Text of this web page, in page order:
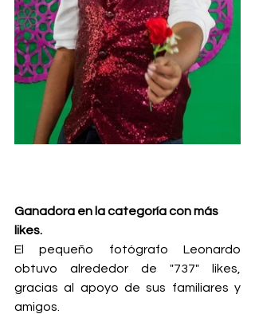
Ganadora en la categoría con más
likes.
El pequeño fotógrafo Leonardo
obtuvo alrededor de "737" likes,
gracias al apoyo de sus familiares y
amigos.